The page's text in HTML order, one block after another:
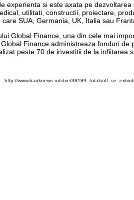
experienta si este axata pe
utilitati, constructii, proiectare,
SUA, Germania, UK, Italia sau
Global Finance, una din cele mai
Finance administreaza fonduri
peste 70 de investitii de la infiitarea
http://www.banknews.ro/stire/